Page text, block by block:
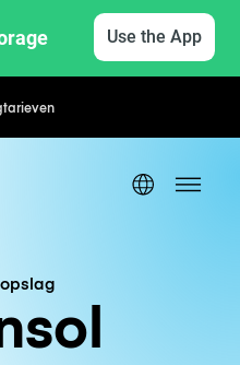
Use the App